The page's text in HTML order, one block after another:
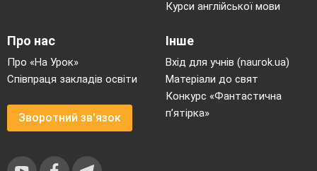
Курси англійської мови
Про нас
Про «На Урок»
Співпраця закладів освіти
Зворотний зв'язок
Інше
Вхід для учнів (naurok.ua)
Матеріали до свят
Конкурс «Фантастична
п’ятірка»